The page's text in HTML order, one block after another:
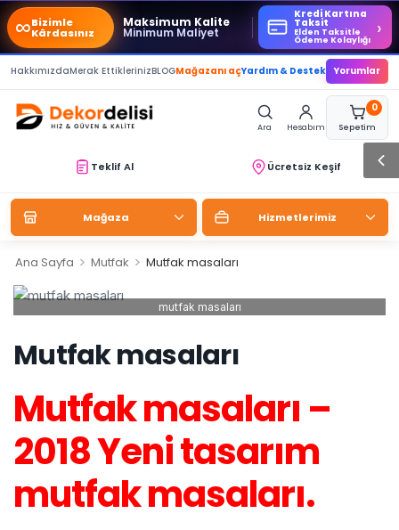
∞Bizimle
Kârdasınız
Maksimum Kalite
Minimum Maliyet
Kredi Kartına
Taksit
Elden Taksitle
Ödeme Kolaylığı
›
HakkımızdaMerak EttiklerinizBLOGMağazanı açYardım & Destek Yorumlar
Ara Hesabım
0
Sepetim
Teklif Al Ücretsiz Keşif
Mağaza Hizmetlerimiz
Ana Sayfa > Mutfak > Mutfak masaları
mutfak masaları
Mutfak masaları
Mutfak masaları –
2018 Yeni tasarım
mutfak masaları.